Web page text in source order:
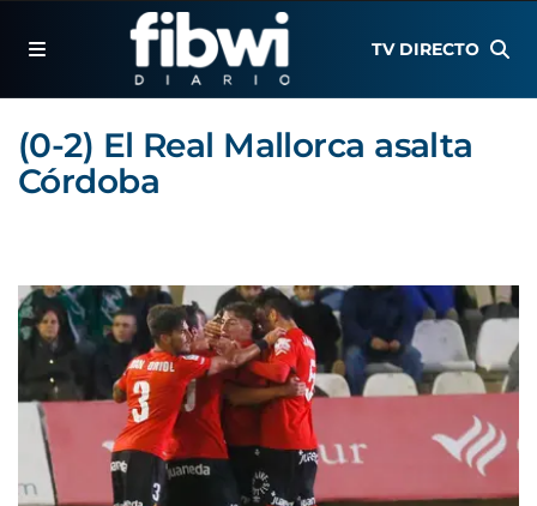
TV DIRECTO
(0-2) El Real Mallorca asalta
Córdoba